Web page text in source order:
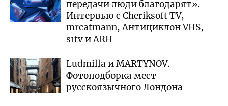
передачи люди благодарят».
Интервью с Cheriksoft TV,
mrcatmann, Антициклон VHS,
s1tv и ARH
Ludmilla и MARTYNOV.
Фотоподборка мест
русскоязычного Лондона